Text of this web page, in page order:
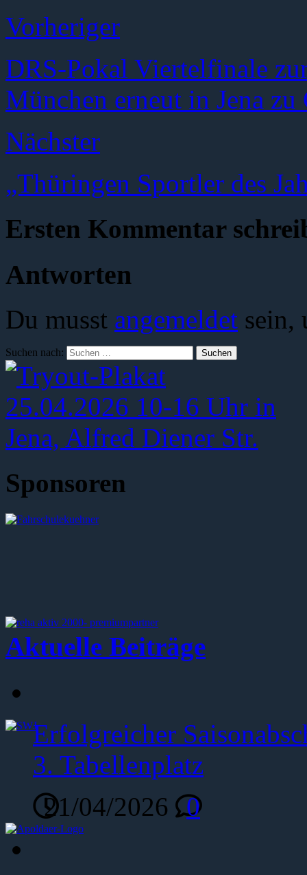
Vorheriger
DRS-Pokal Viertelfinale
München erneut in Jena zu
Nächster
„Thüringen Sportler des
Ersten Kommentar
Antworten
Du musst angemeldet sein,
Suchen nach:
Sponsoren
Aktuelle Beiträge
Erfolgreicher
3. Tabellenplatz
21/04/2026
0